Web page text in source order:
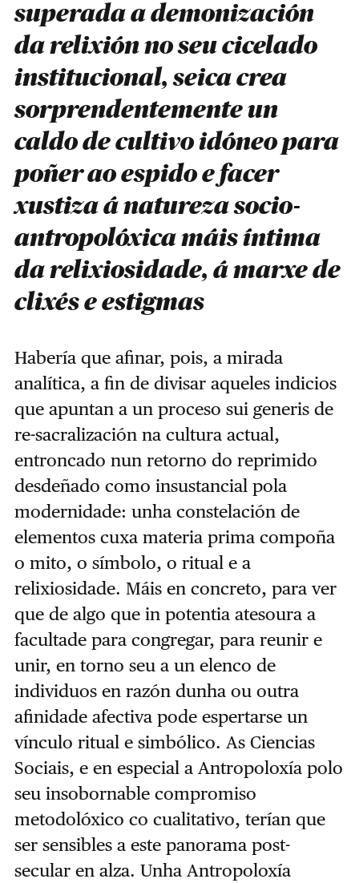
superada a demonización
da relixión no seu cicelado
institucional, seica crea
sorprendentemente un
caldo de cultivo idóneo para
poñer ao espido e facer
xustiza á natureza socio-
antropolóxica máis íntima
da relixiosidade, á marxe de
clixés e estigmas
Habería que afinar, pois, a mirada
analítica, a fin de divisar aqueles indicios
que apuntan a un proceso sui generis de
re-sacralización na cultura actual,
entroncado nun retorno do reprimido
desdeñado como insustancial pola
modernidade: unha constelación de
elementos cuxa materia prima compoña
o mito, o símbolo, o ritual e a
relixiosidade. Máis en concreto, para ver
que de algo que in potentia atesoura a
facultade para congregar, para reunir e
unir, en torno seu a un elenco de
individuos en razón dunha ou outra
afinidade afectiva pode espertarse un
vínculo ritual e simbólico. As Ciencias
Sociais, e en especial a Antropoloxía polo
seu insobornable compromiso
metodolóxico co cualitativo, terían que
ser sensibles a este panorama post-
secular en alza. Unha Antropoloxía